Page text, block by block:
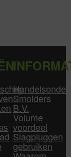
Smolders
B.V.
Volume
voordeel
Slagpluggen
gebruiken